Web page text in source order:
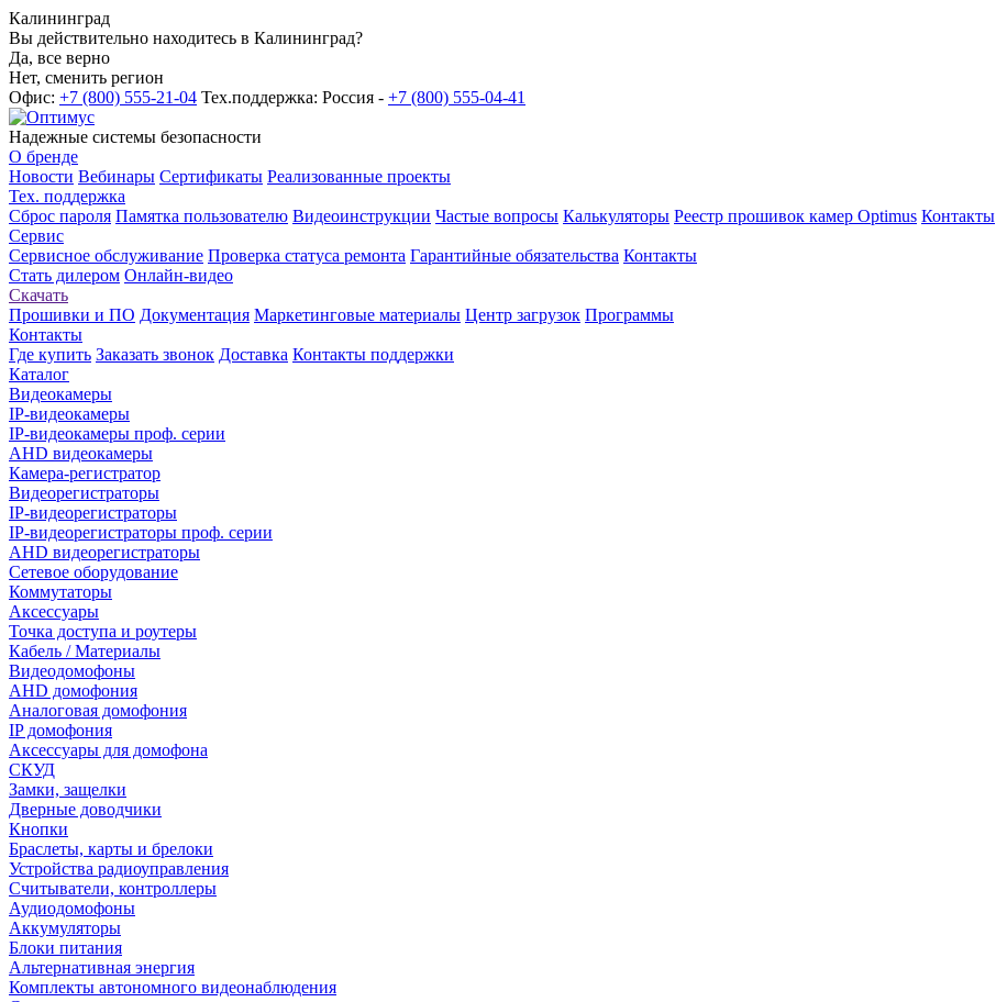
Калининград
Вы действительно находитесь в Калининград?
Да, все верно
Нет, сменить регион
Офис: +7 (800) 555-21-04 Тех.поддержка: Россия - +7 (800) 555-04-41
Надежные системы безопасности
О бренде
Новости Вебинары Сертификаты Реализованные проекты
Тех. поддержка
Сброс пароля Памятка пользователю Видеоинструкции Частые вопросы Калькуляторы Реестр прошивок камер Optimus Контакты
Сервис
Сервисное обслуживание Проверка статуса ремонта Гарантийные обязательства Контакты
Стать дилером Онлайн-видео
Скачать
Прошивки и ПО Документация Маркетинговые материалы Центр загрузок Программы
Контакты
Где купить Заказать звонок Доставка Контакты поддержки
Каталог
Видеокамеры
IP-видеокамеры
IP-видеокамеры проф. серии
AHD видеокамеры
Камера-регистратор
Видеорегистраторы
IP-видеорегистраторы
IP-видеорегистраторы проф. серии
AHD видеорегистраторы
Сетевое оборудование
Коммутаторы
Аксессуары
Точка доступа и роутеры
Кабель / Материалы
Видеодомофоны
AHD домофония
Аналоговая домофония
IP домофония
Аксессуары для домофона
СКУД
Замки, защелки
Дверные доводчики
Кнопки
Браслеты, карты и брелоки
Устройства радиоуправления
Считыватели, контроллеры
Аудиодомофоны
Аккумуляторы
Блоки питания
Альтернативная энергия
Комплекты автономного видеонаблюдения